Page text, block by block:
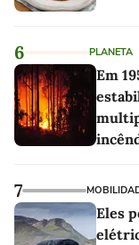
6 PLANETA
Em
7
Eles